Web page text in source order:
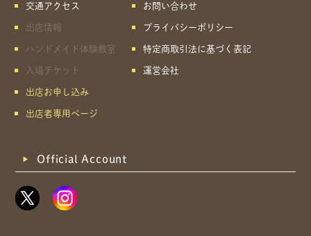
交通アクセス
出店情報
ハンドメイド体験教室
入場チケット
出店お申し込み
出店者専用ページ
お問い合わせ
プライバシーポリシー
特定商取引法に基づく表記
運営会社
Official Account